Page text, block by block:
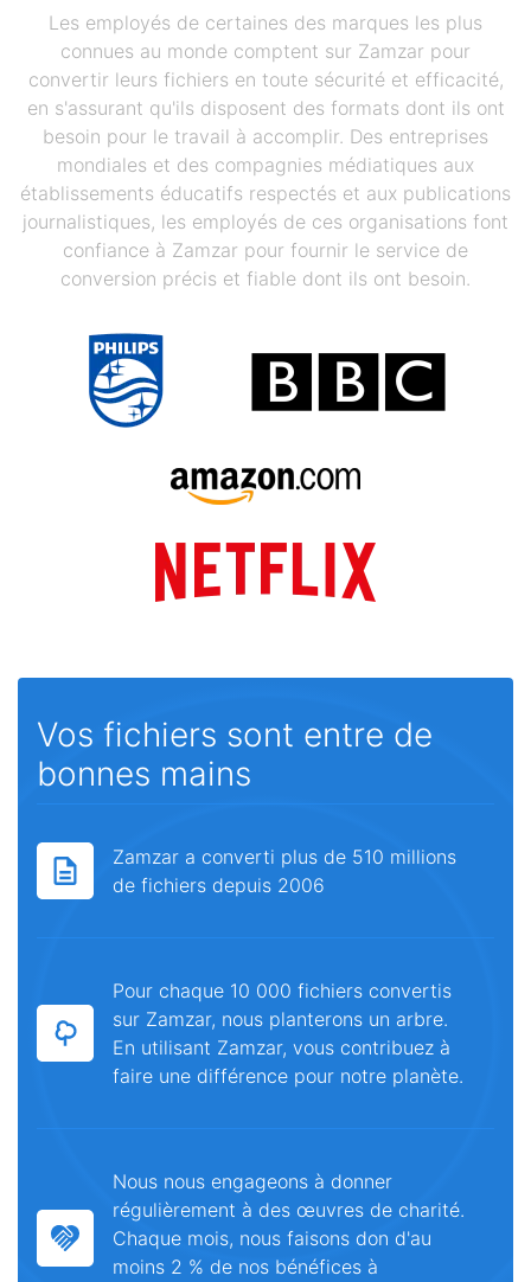
Les employés de certaines des marques les plus
connues au monde comptent sur Zamzar pour
convertir leurs fichiers en toute sécurité et efficacité,
en s'assurant qu'ils disposent des formats dont ils ont
besoin pour le travail à accomplir. Des entreprises
mondiales et des compagnies médiatiques aux
établissements éducatifs respectés et aux publications
journalistiques, les employés de ces organisations font
confiance à Zamzar pour fournir le service de
conversion précis et fiable dont ils ont besoin.
Vos fichiers sont entre de
bonnes mains
Zamzar a converti plus de 510 millions
de fichiers depuis 2006
Pour chaque 10 000 fichiers convertis
sur Zamzar, nous planterons un arbre.
En utilisant Zamzar, vous contribuez à
faire une différence pour notre planète.
Nous nous engageons à donner
régulièrement à des œuvres de charité.
Chaque mois, nous faisons don d'au
moins 2 % de nos bénéfices à